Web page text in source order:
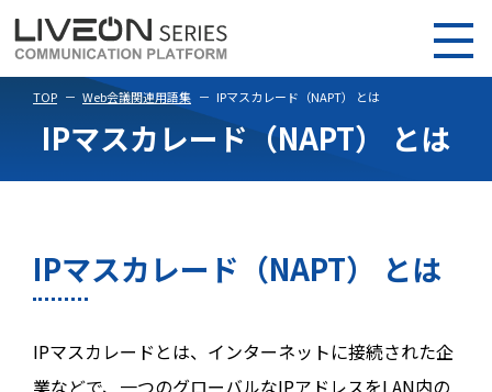
TOP Web会議関連用語集 IPマスカレード（NAPT） とは
IPマスカレード（NAPT） とは
IPマスカレード（NAPT） とは
IPマスカレードとは、インターネットに接続された企
業などで、一つのグローバルなIPアドレスをLAN内の